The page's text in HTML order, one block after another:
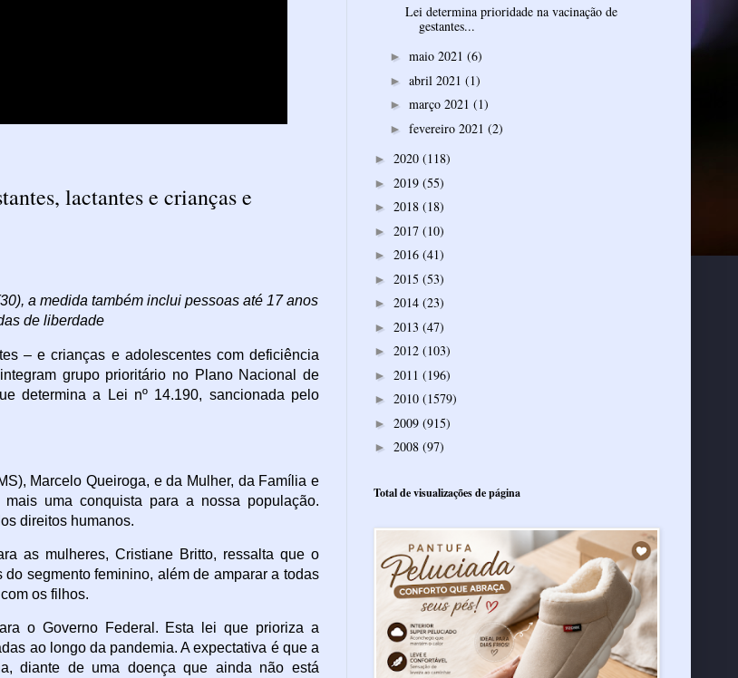
lactantes e crianças e
a medida também inclui pessoas até 17 anos
de liberdade
– e crianças e adolescentes com deficiência
grupo prioritário no Plano Nacional de
determina a Lei nº 14.190, sancionada pelo
Marcelo Queiroga, e da Mulher, da Família e
uma conquista para a nossa população.
direitos humanos.
as mulheres, Cristiane Britto, ressalta que o
segmento feminino, além de amparar a todas
os filhos.
o Governo Federal. Esta lei que prioriza a
ao longo da pandemia. A expectativa é que a
diante de uma doença que ainda não está
Lei determina prioridade na vacinação de
gestantes...
► maio 2021 (6)
► abril 2021 (1)
► março 2021 (1)
► fevereiro 2021 (2)
► 2020 (118)
► 2019 (55)
► 2018 (18)
► 2017 (10)
► 2016 (41)
► 2015 (53)
► 2014 (23)
► 2013 (47)
► 2012 (103)
► 2011 (196)
► 2010 (1579)
► 2009 (915)
► 2008 (97)
Total de visualizações de página